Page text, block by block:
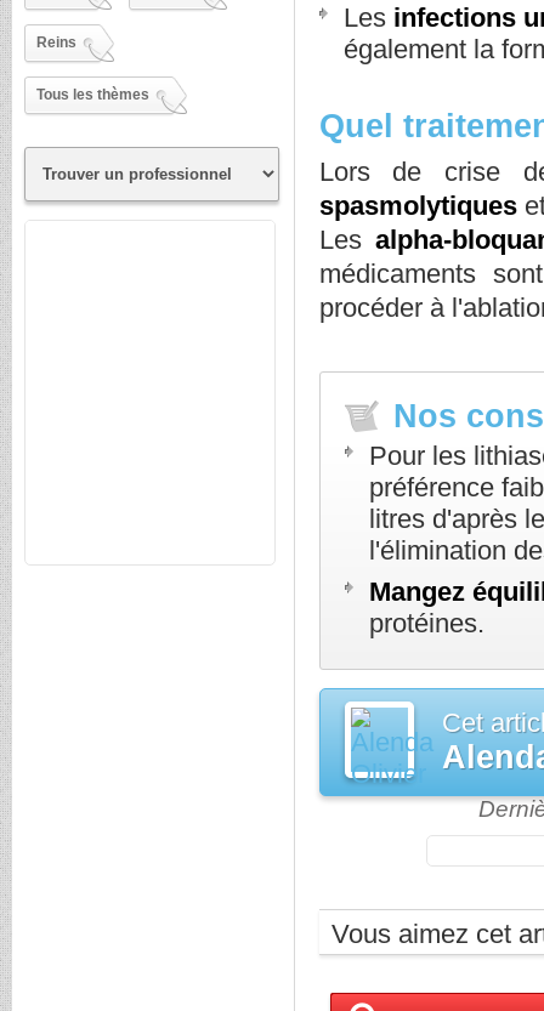
Reins
Tous les thèmes
Les infections
également la
Quel
Lors de crise
spasmolytiques
Lesalpha-
médicaments
procéder à
Nos
Pour les
préférence
litres d'après
l'élimination
Mangez
protéines.
Cet
Vous aimez cet